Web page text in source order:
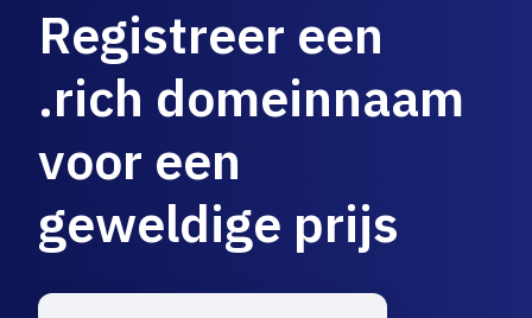
Registreer een
.rich domeinnaam
voor een
geweldige prijs